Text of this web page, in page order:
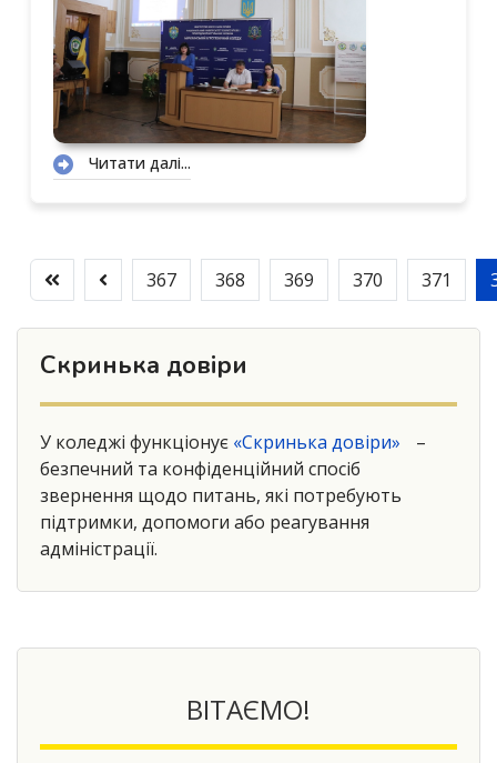
Читати далі...
367 368 369 370 371
Скринька довіри
У коледжі функціонує «Скринька довіри»
–
безпечний та конфіденційний спосіб
звернення щодо питань, які потребують
підтримки, допомоги або реагування
адміністрації.
ВІТАЄМО!